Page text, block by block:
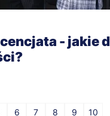
- jakie
6 7 8 9 10